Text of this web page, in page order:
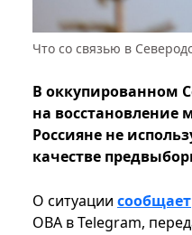
Что со связью в
В оккупированном
на восстановление
Россияне не
качестве
О ситуации сообщает
ОВА в Telegram,